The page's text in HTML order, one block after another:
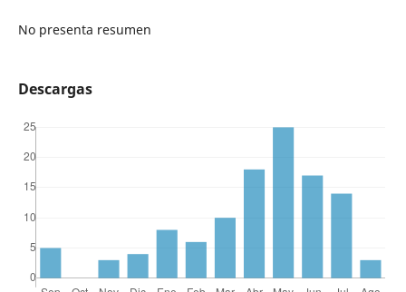
No presenta resumen
Descargas